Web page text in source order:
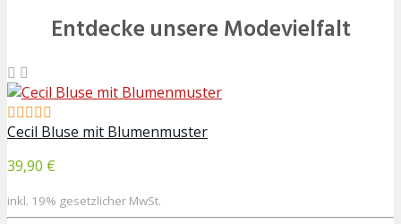
Entdecke unsere Modevielfalt
Cecil Bluse mit Blumenmuster
39,90 €
inkl. 19% gesetzlicher MwSt.